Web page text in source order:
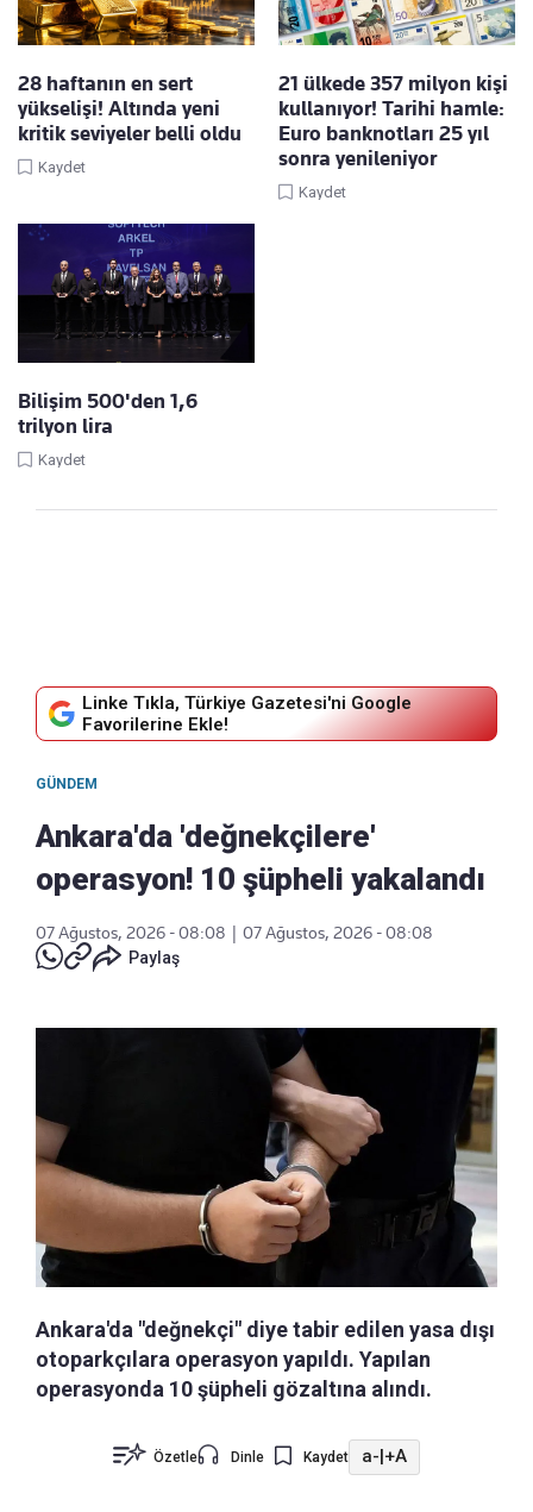
28 haftanın en sert
yükselişi! Altında yeni
kritik seviyeler belli oldu
Kaydet
21 ülkede 357 milyon kişi
kullanıyor! Tarihi hamle:
Euro banknotları 25 yıl
sonra yenileniyor
Kaydet
Bilişim 500'den 1,6
trilyon lira
Kaydet
Linke Tıkla, Türkiye Gazetesi'ni Google
Favorilerine Ekle!
GÜNDEM
Ankara'da 'değnekçilere'
operasyon! 10 şüpheli yakalandı
07 Ağustos, 2026 - 08:08
07 Ağustos, 2026 - 08:08
Paylaş
Ankara'da "değnekçi" diye tabir edilen yasa dışı
otoparkçılara operasyon yapıldı. Yapılan
operasyonda 10 şüpheli gözaltına alındı.
Özetle Dinle Kaydet a- +A